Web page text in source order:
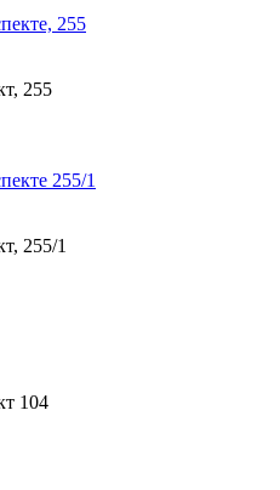
255
255
255/1
255/1
104